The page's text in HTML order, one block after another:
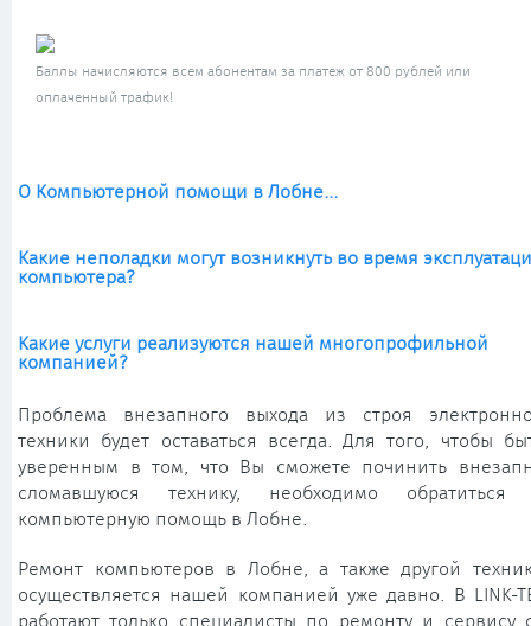
Баллы начисляются всем абонентам за платеж от 800 рублей или
оплаченный трафик!
О Компьютерной помощи в Лобне...
Какие неполадки могут возникнуть во время
компьютера?
Какие услуги реализуются нашей многопрофильной
компанией?
Проблема внезапного выхода из строя
техники будет оставаться всегда. Для того, чтобы
уверенным в том, что Вы сможете починить
сломавшуюся технику, необходимо обратиться
компьютерную помощь в Лобне.
Ремонт компьютеров в Лобне, а также другой
осуществляется нашей компанией уже давно. В LINK-
работают только специалисты по ремонту и сервису